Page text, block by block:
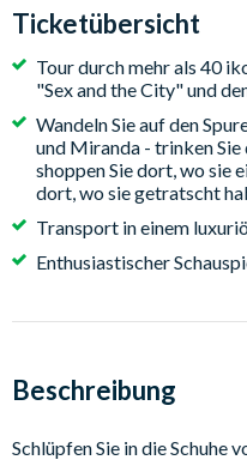
Ticketübersicht
Tour durch mehr als 40
"Sex and the City" und
Wandeln Sie auf den
und Miranda - trinken
shoppen Sie dort, wo sie
dort, wo sie getratscht
Transport in einem
Enthusiastischer
Beschreibung
Schlüpfen Sie in die Schuhe